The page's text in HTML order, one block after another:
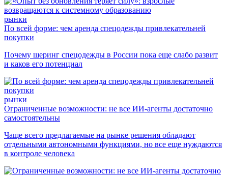
рынки
По всей форме: чем аренда спецодежды привлекательней
покупки
Почему шеринг спецодежды в России пока еще слабо развит
и каков его потенциал
рынки
Ограниченные возможности: не все ИИ-агенты достаточно
самостоятельны
Чаще всего предлагаемые на рынке решения обладают
отдельными автономными функциями, но все еще нуждаются
в контроле человека